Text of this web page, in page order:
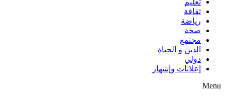
ثقافة
رياضة
صحة
مجتمع
الدين و الحياة
دولي
إعلانات وإشهار
Menu